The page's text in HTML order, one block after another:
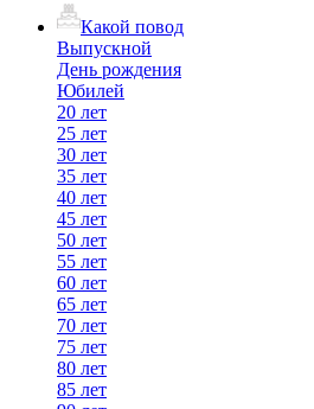
Какой повод
Выпускной
День рождения
Юбилей
20 лет
25 лет
30 лет
35 лет
40 лет
45 лет
50 лет
55 лет
60 лет
65 лет
70 лет
75 лет
80 лет
85 лет